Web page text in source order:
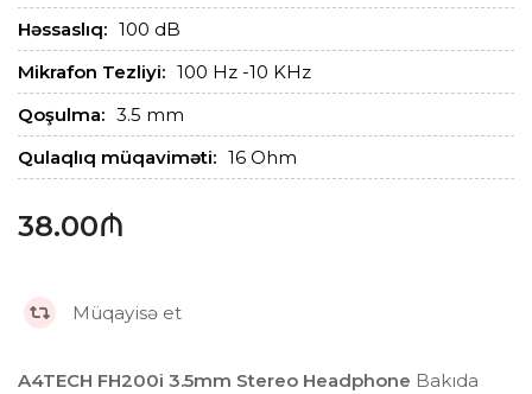
Həssaslıq: 100 dB
Mikrafon Tezliyi: 100 Hz -10 KHz
Qoşulma: 3.5 mm
Qulaqlıq müqaviməti: 16 Ohm
38.00₼
Müqayisə et
A4TECH FH200i 3.5mm Stereo Headphone Bakıda